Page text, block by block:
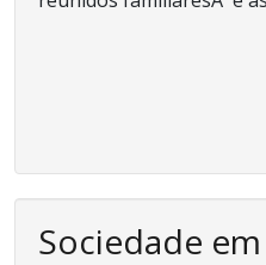
Sociedade